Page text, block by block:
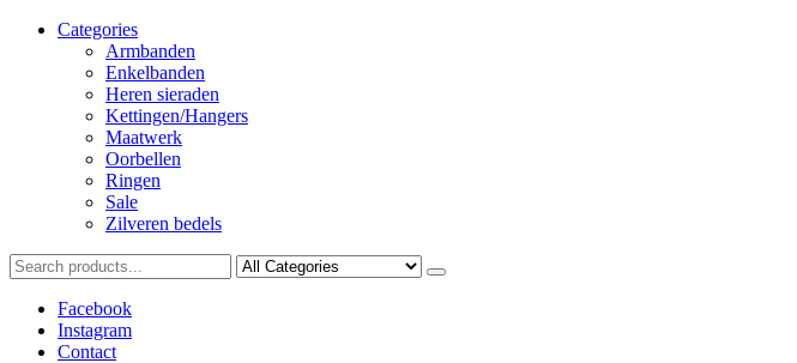
Categories
Armbanden
Enkelbanden
Heren sieraden
Kettingen/Hangers
Maatwerk
Oorbellen
Ringen
Sale
Zilveren bedels
Facebook
Instagram
Contact